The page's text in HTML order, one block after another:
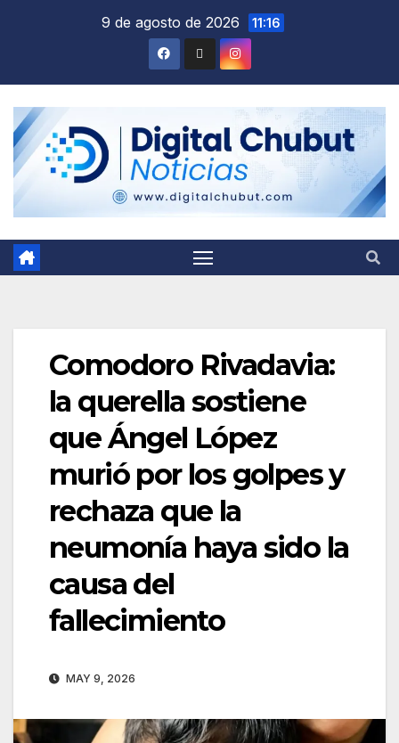
9 de agosto de 2026 11:16
Comodoro Rivadavia:
la querella sostiene
que Ángel López
murió por los golpes y
rechaza que la
neumonía haya sido la
causa del
fallecimiento
MAY 9, 2026